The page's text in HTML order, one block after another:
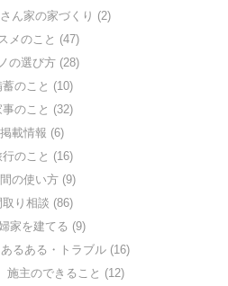
ん家の家づくり (2)
メのこと (47)
の選び方 (28)
のこと (10)
のこと (32)
載情報 (6)
のこと (16)
の使い方 (9)
り相談 (86)
家を建てる (9)
るある・トラブル (16)
主のできること (12)